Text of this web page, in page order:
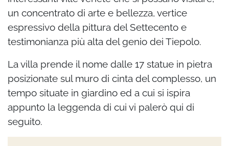
un concentrato di arte e bellezza, vertice
espressivo della pittura del Settecento e
testimonianza più alta del genio dei Tiepolo.
La villa prende il nome dalle 17 statue in pietra
posizionate sul muro di cinta del complesso, un
tempo situate in giardino ed a cui si ispira
appunto la leggenda di cui vi palerò qui di
seguito.